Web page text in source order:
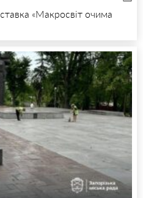
«Макросвіт очима